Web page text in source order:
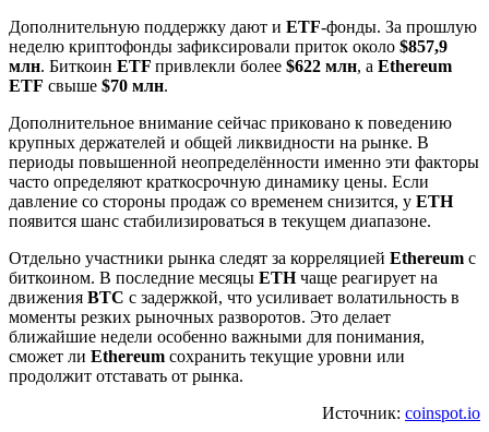
Дополнительную поддержку дают и ETF-фонды. За прошлую
неделю криптофонды зафиксировали приток около $857,9
млн. Биткоин ETF привлекли более $622 млн, а Ethereum
ETF свыше $70 млн.
Дополнительное внимание сейчас приковано к поведению
крупных держателей и общей ликвидности на рынке. В
периоды повышенной неопределённости именно эти факторы
часто определяют краткосрочную динамику цены. Если
давление со стороны продаж со временем снизится, у ETH
появится шанс стабилизироваться в текущем диапазоне.
Отдельно участники рынка следят за корреляцией Ethereum с
биткоином. В последние месяцы ETHчаще реагирует на
движения BTC с задержкой, что усиливает волатильность в
моменты резких рыночных разворотов. Это делает
ближайшие недели особенно важными для понимания,
сможет ли Ethereum сохранить текущие уровни или
продолжит отставать от рынка.
Источник: coinspot.io